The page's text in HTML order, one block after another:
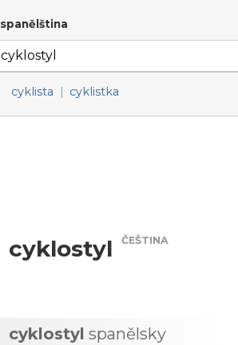
spanělština
cyklista | cyklistka
cyklostyl ČEŠTINA
cyklostyl spanělsky